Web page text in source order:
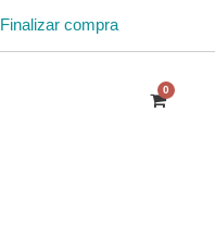
Finalizar compra
0